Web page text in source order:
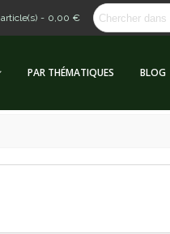
article(s) - 0,00 €
PAR THÉMATIQUES BLOG